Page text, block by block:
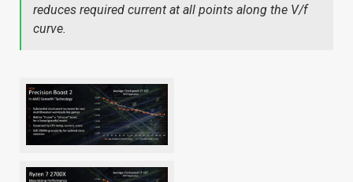
reduces required current at all points along the V/f
curve.